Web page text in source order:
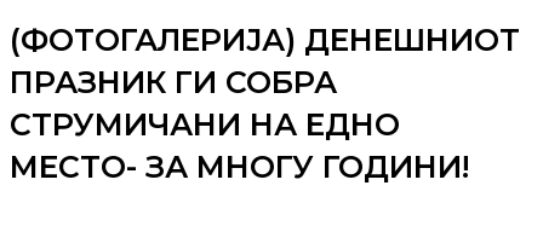
(ФОТОГАЛЕРИЈА) ДЕНЕШНИОТ
ПРАЗНИК ГИ СОБРА
СТРУМИЧАНИ НА ЕДНО
МЕСТО- ЗА МНОГУ ГОДИНИ!